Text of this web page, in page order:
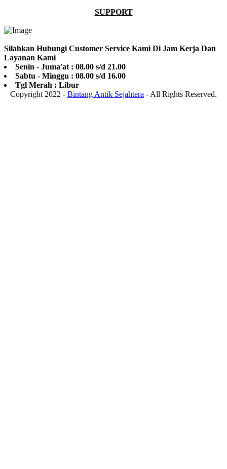
SUPPORT
Silahkan Hubungi Customer Service Kami Di Jam Kerja Dan
Layanan Kami
Senin - Juma'at : 08.00 s/d 21.00
Sabtu - Minggu : 08.00 s/d 16.00
Tgl Merah : Libur
Copyright 2022 - Bintang Antik Sejahtera - All Rights Reserved.